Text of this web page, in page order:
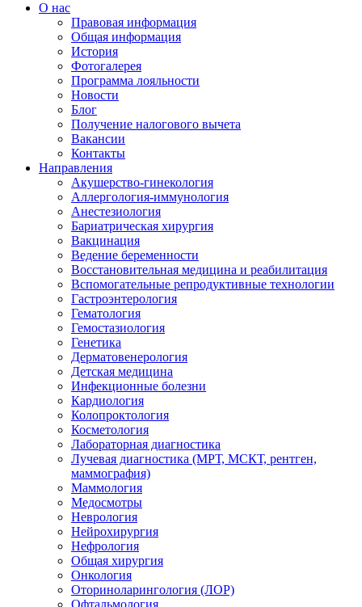
О нас
Правовая информация
Общая информация
История
Фотогалерея
Программа лояльности
Новости
Блог
Получение налогового вычета
Вакансии
Контакты
Направления
Акушерство-гинекология
Аллергология-иммунология
Анестезиология
Бариатрическая хирургия
Вакцинация
Ведение беременности
Восстановительная медицина и реабилитация
Вспомогательные репродуктивные технологии
Гастроэнтерология
Гематология
Гемостазиология
Генетика
Дерматовенерология
Детская медицина
Инфекционные болезни
Кардиология
Колопроктология
Косметология
Лабораторная диагностика
Лучевая диагностика (МРТ, МСКТ, рентген,
маммография)
Маммология
Медосмотры
Неврология
Нейрохирургия
Нефрология
Общая хирургия
Онкология
Оториноларингология (ЛОР)
Офтальмология